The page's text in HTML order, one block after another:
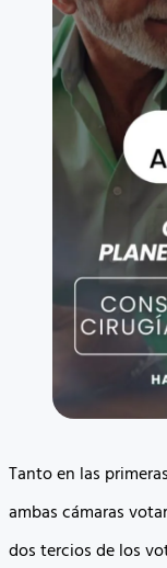
Tanto en las
ambas cámaras
dos tercios de los